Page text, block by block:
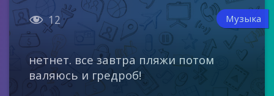
 12 Музыка
нетнет. все завтра пляжи потом
валяюсь и гредроб!